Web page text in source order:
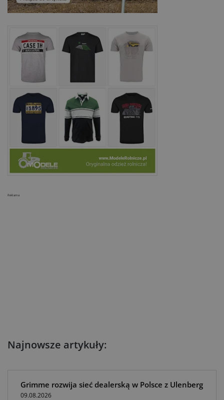
Najnowsze artykuły:
Grimme rozwija sieć dealerską w Polsce z Ulenberg
09.08.2026
Reklama